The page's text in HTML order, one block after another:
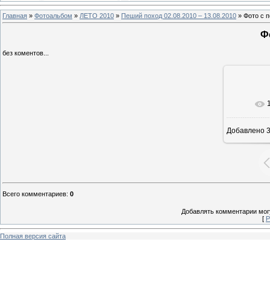
Главная » Фотоальбом » ЛЕТО 2010 » Пеший поход 02.08.2010 – 13.08.2010 » Фото с
без коментов...
Добавлено
Всего комментариев: 0
Добавлять комментарии
[
Полная версия сайта